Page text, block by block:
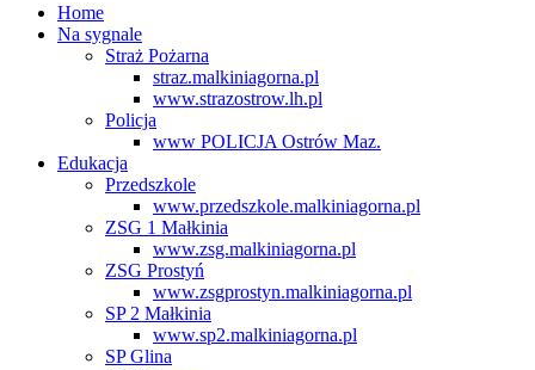
Home
Na sygnale
Straż Pożarna
straz.malkiniagorna.pl
www.strazostrow.lh.pl
Policja
www POLICJA Ostrów Maz.
Edukacja
Przedszkole
www.przedszkole.malkiniagorna.pl
ZSG 1 Małkinia
www.zsg.malkiniagorna.pl
ZSG Prostyń
www.zsgprostyn.malkiniagorna.pl
SP 2 Małkinia
www.sp2.malkiniagorna.pl
SP Glina